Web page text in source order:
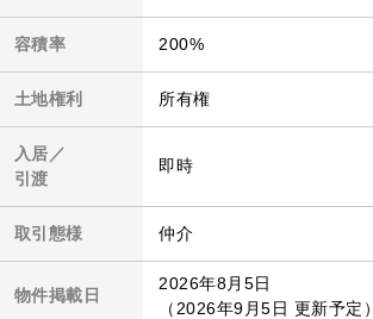
容積率 200%
土地権利 所有権
入居／
引渡
即時
取引態様 仲介
物件掲載日
2026年8月5日
（2026年9月5日 更新予定）